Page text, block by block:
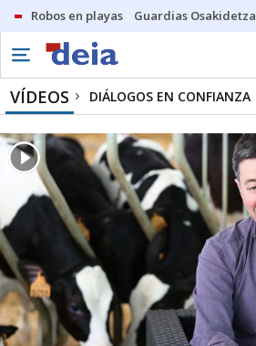
Robos en playas Guardias Osakidetza
VÍDEOS DIÁLOGOS EN CONFIANZA